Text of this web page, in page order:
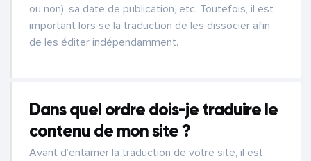
ou non), sa date de publication, etc. Toutefois, il est
important lors se la traduction de les dissocier afin
de les éditer indépendamment.
Dans quel ordre dois-je traduire le
contenu de mon site ?
Avant d’entamer la traduction de votre site, il est